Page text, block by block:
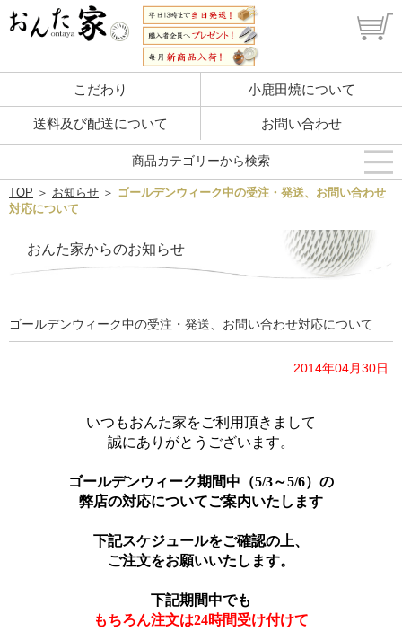
こだわり 小鹿田焼について
送料及び配送について お問い合わせ
TOP ＞ お知らせ ＞ ゴールデンウィーク中の受注・発送、お問い合わせ
対応について
おんた家からのお知らせ
ゴールデンウィーク中の受注・発送、お問い合わせ対応について
2014年04月30日
いつもおんた家をご利用頂きまして
誠にありがとうございます。
ゴールデンウィーク期間中（5/3～5/6）の
弊店の対応についてご案内いたします
下記スケジュールをご確認の上、
ご注文をお願いいたします。
下記期間中でも
もちろん注文は24時間受け付けて
商品カテゴリーから検索